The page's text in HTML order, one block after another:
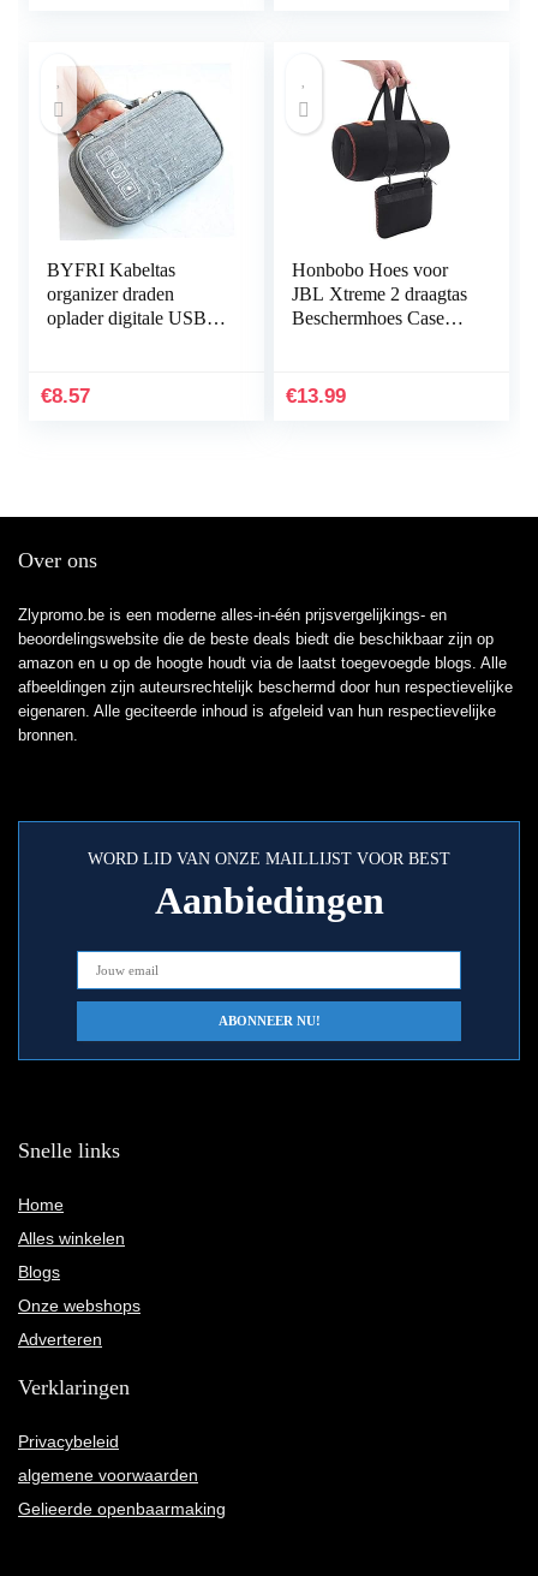
BYFRI Kabeltas
organizer draden
oplader digitale USB
hoofdtelefoondoos
€8.57
Honbobo Hoes voor
JBL Xtreme 2 draagtas
Beschermhoes Case
& oplader
€13.99
Over ons
Zlypromo.be is een moderne alles-in-één prijsvergelijkings- en
beoordelingswebsite die de beste deals biedt die beschikbaar zijn op
amazon en u op de hoogte houdt via de laatst toegevoegde blogs. Alle
afbeeldingen zijn auteursrechtelijk beschermd door hun respectievelijke
eigenaren. Alle geciteerde inhoud is afgeleid van hun respectievelijke
bronnen.
WORD LID VAN ONZE MAILLIJST VOOR BEST
Aanbiedingen
Snelle links
Home
Alles winkelen
Blogs
Onze webshops
Adverteren
Verklaringen
Privacybeleid
algemene voorwaarden
Gelieerde openbaarmaking